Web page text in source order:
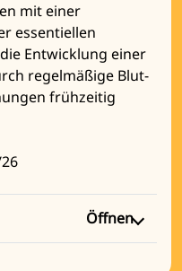
mit einer
essentiellen
Entwicklung einer
regelmäßige Blut-
frühzeitig
Öffnen